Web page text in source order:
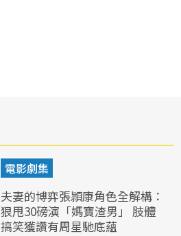
電影劇集
夫妻的博弈張頴康角色全解構：
狠甩30磅演「媽寶渣男」 肢體
搞笑獲讚有周星馳底蘊